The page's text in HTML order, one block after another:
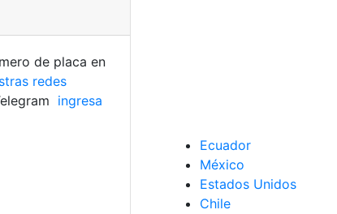
de placa en
redes
ingresa
Ecuador
México
Estados Unidos
Chile